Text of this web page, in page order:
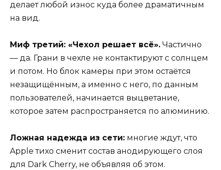
делает любой износ куда более драматичным
на вид.
Миф третий: «Чехол решает всё». Частично
— да. Грани в чехле не контактируют с солнцем
и потом. Но блок камеры при этом остаётся
незащищённым, а именно с него, по данным
пользователей, начинается выцветание,
которое затем распространяется по алюминию.
Ложная надежда из сети: многие ждут, что
Apple тихо сменит состав анодирующего слоя
для Dark Cherry, не объявляя об этом.